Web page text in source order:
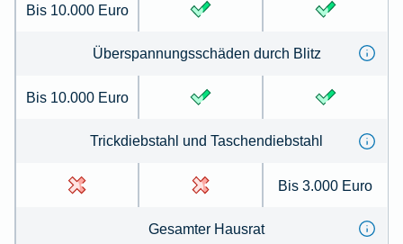
Bis 10.000 Euro
Überspannungsschäden durch Blitz
Bis 10.000 Euro
Trickdiebstahl und Taschendiebstahl
Bis 3.000 Euro
Gesamter Hausrat